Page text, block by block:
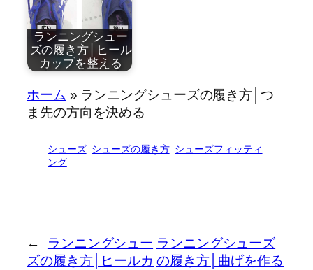
シューズ…
ランニングシュ
ーズに…
ランニングシュー
ズの履き方│ヒール
カップを整える
近藤祐司
ホーム » ランニングシューズの履き方│つ
ま先の方向を決める
シューズ シューズの履き方 シューズフィッティ
ング
←
ランニングシュー
ズの履き方│ヒールカ
ランニングシューズ
の履き方│曲げを作る